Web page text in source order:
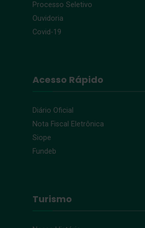
Processo Seletivo
Ouvidoria
Covid-19
Acesso Rápido
Diário Oficial
Nota Fiscal Eletrônica
Siope
Fundeb
Turismo